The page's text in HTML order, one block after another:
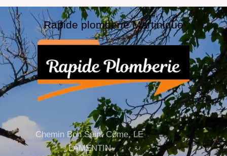
Rapide plomberie Martinique
Chemin Bon Saint Côme, LE
LAMENTIN